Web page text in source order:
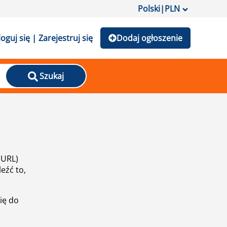
Polski|PLN
się | Zarejestruj się Dodaj ogłoszenie
Szukaj
to,
do